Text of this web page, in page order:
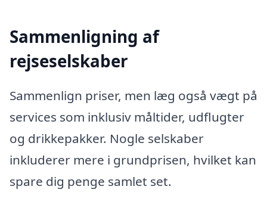
Sammenligning af
rejseselskaber
Sammenlign priser, men læg også vægt på
services som inklusiv måltider, udflugter
og drikkepakker. Nogle selskaber
inkluderer mere i grundprisen, hvilket kan
spare dig penge samlet set.